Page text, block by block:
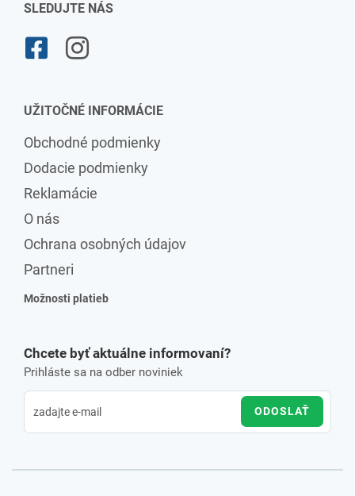
SLEDUJTE NÁS
UŽITOČNÉ INFORMÁCIE
Obchodné podmienky
Dodacie podmienky
Reklamácie
O nás
Ochrana osobných údajov
Partneri
Možnosti platieb
Chcete byť aktuálne informovaní?
Prihláste sa na odber noviniek
ODOSLAŤ